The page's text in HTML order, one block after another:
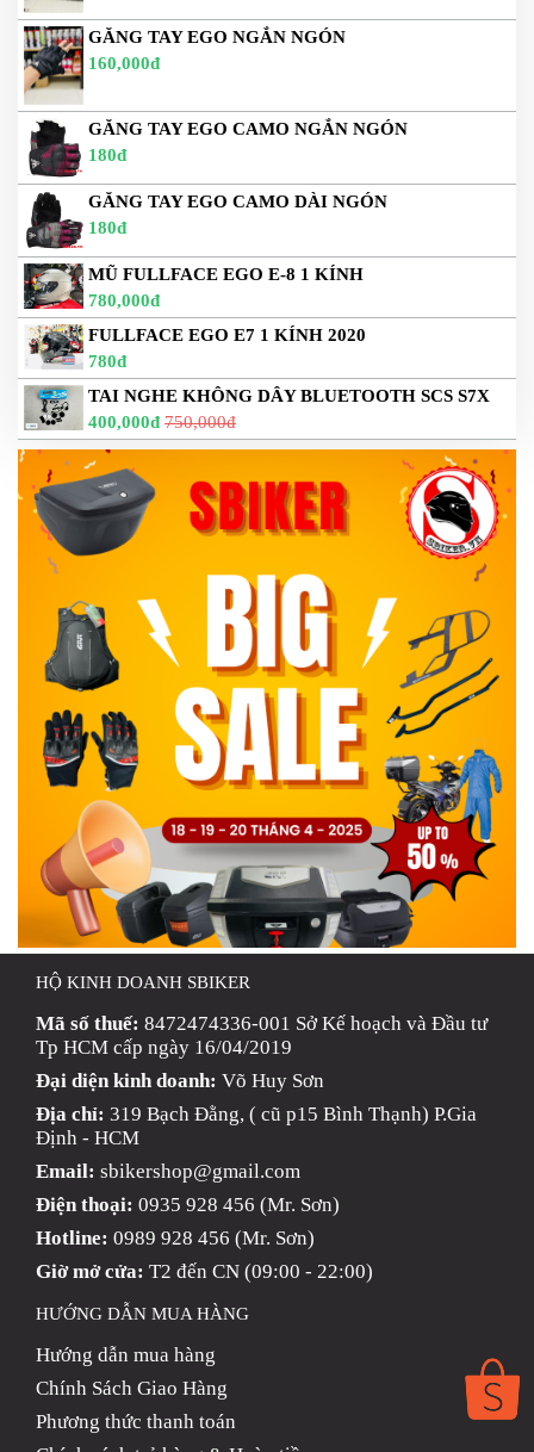
GĂNG TAY EGO NGẮN NGÓN
160,000đ
GĂNG TAY EGO CAMO NGẮN NGÓN
180đ
GĂNG TAY EGO CAMO DÀI NGÓN
180đ
MŨ FULLFACE EGO E-8 1 KÍNH
780,000đ
FULLFACE EGO E7 1 KÍNH 2020
780đ
TAI NGHE KHÔNG DÂY BLUETOOTH SCS S7X
400,000đ 750,000đ
HỘ KINH DOANH SBIKER
Mã số thuế: 8472474336-001 Sở Kế hoạch và Đầu tư
Tp HCM cấp ngày 16/04/2019
Đại diện kinh doanh: Võ Huy Sơn
Địa chỉ: 319 Bạch Đằng, ( cũ p15 Bình Thạnh) P.Gia
Định - HCM
Email: sbikershop@gmail.com
Điện thoại: 0935 928 456 (Mr. Sơn)
Hotline: 0989 928 456 (Mr. Sơn)
Giờ mở cửa: T2 đến CN (09:00 - 22:00)
HƯỚNG DẪN MUA HÀNG
Hướng dẫn mua hàng
Chính Sách Giao Hàng
Phương thức thanh toán